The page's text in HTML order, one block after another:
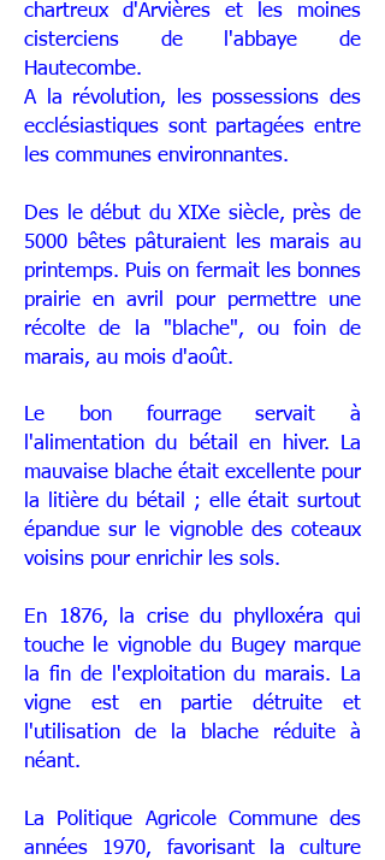
chartreux d'Arvières et les moines
cisterciens de l'abbaye de
Hautecombe.
A la révolution, les possessions des
ecclésiastiques sont partagées entre
les communes environnantes.
Des le début du XIXe siècle, près de
5000 bêtes pâturaient les marais au
printemps. Puis on fermait les bonnes
prairie en avril pour permettre une
récolte de la "blache", ou foin de
marais, au mois d'août.
Le bon fourrage servait à
l'alimentation du bétail en hiver. La
mauvaise blache était excellente pour
la litière du bétail ; elle était surtout
épandue sur le vignoble des coteaux
voisins pour enrichir les sols.
En 1876, la crise du phylloxéra qui
touche le vignoble du Bugey marque
la fin de l'exploitation du marais. La
vigne est en partie détruite et
l'utilisation de la blache réduite à
néant.
La Politique Agricole Commune des
années 1970, favorisant la culture